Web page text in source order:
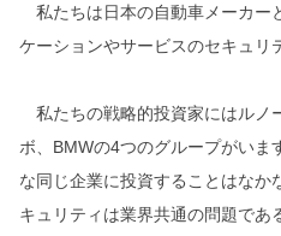
私たちは日本の自動車メーカー
ケーションやサービスのセキュリ
私たちの戦略的投資家にはルノ
ボ、BMWの4つのグループがいま
な同じ企業に投資することはなか
キュリティは業界共通の問題であ